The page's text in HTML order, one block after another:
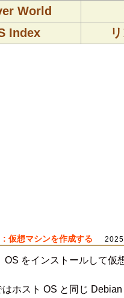
World
Index
: 仮想マシンを作成する
OS をインストールして仮
はホスト OS と同じ